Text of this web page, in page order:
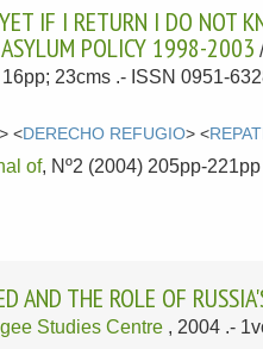
IF I RETURN I DO NOT
ASYLUM POLICY 1998-2003
23cms .- ISSN 0951-
> <DERECHO REFUGIO> <
of, Nº2 (2004) 205pp-
AND THE ROLE OF
Studies Centre , 2004 .-